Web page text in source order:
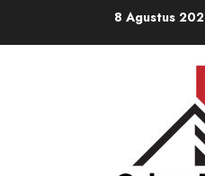
8 Agustus